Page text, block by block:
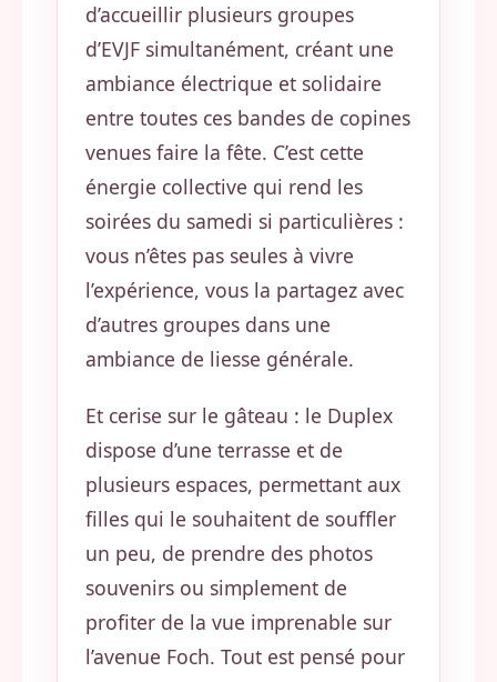
d’accueillir plusieurs groupes
d’EVJF simultanément, créant une
ambiance électrique et solidaire
entre toutes ces bandes de copines
venues faire la fête. C’est cette
énergie collective qui rend les
soirées du samedi si particulières :
vous n’êtes pas seules à vivre
l’expérience, vous la partagez avec
d’autres groupes dans une
ambiance de liesse générale.
Et cerise sur le gâteau : le Duplex
dispose d’une terrasse et de
plusieurs espaces, permettant aux
filles qui le souhaitent de souffler
un peu, de prendre des photos
souvenirs ou simplement de
profiter de la vue imprenable sur
l’avenue Foch. Tout est pensé pour